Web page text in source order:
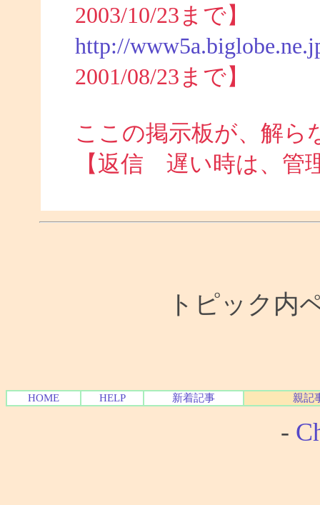
2003/10/23まで】
http://
2001/08/23まで】
ここの掲示板が、解
【返信 遅い時は、管
トピック内
HOME HELP 新着記事 親記
-